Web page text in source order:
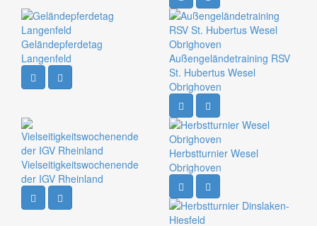
Geländepferdetag
Langenfeld
Außengeländetraining RSV
St. Hubertus Wesel
Obrighoven
Vielseitigkeitswochenende
der IGV Rheinland
Herbstturnier Wesel
Obrighoven